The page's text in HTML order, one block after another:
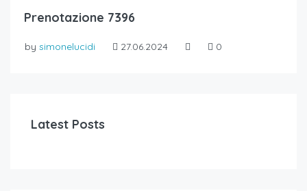
Prenotazione 7396
by simonelucidi 27.06.2024 0
Latest Posts